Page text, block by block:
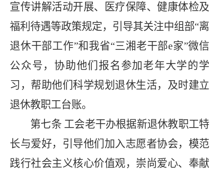
宣传讲解活动开展、医疗保障、健康体检及
福利待遇等政策规定，引导其关注中组部“离
退休干部工作”和我省“三湘老干部e家”微信
公众号，协助他们报名参加老年大学的学
习 ，帮助他们科学规划退休生活，及时建立
退休教职工台账。
第七条工会老干办根据新退休教职工特
长与爱好，引导他们加入志愿者协会，模范
践行社会主义核心价值观，崇尚爱心、奉献